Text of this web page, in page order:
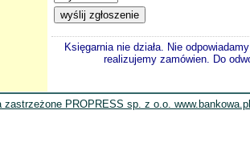
Księgarnia nie działa. Nie
realizujemy zamówien. Do
zastrzeżone PROPRESS sp. z o.o.